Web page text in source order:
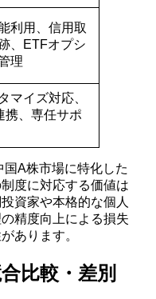
利用、信用取
、ETFオプシ
理
マイズ対応、
携、専任サポ
国A株市場に特化した
度に対応する価値は
資家や本格的な個人
精度向上による損失
あります。
比較・差別